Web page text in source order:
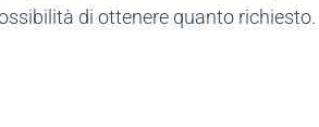
di ottenere quanto richiesto.